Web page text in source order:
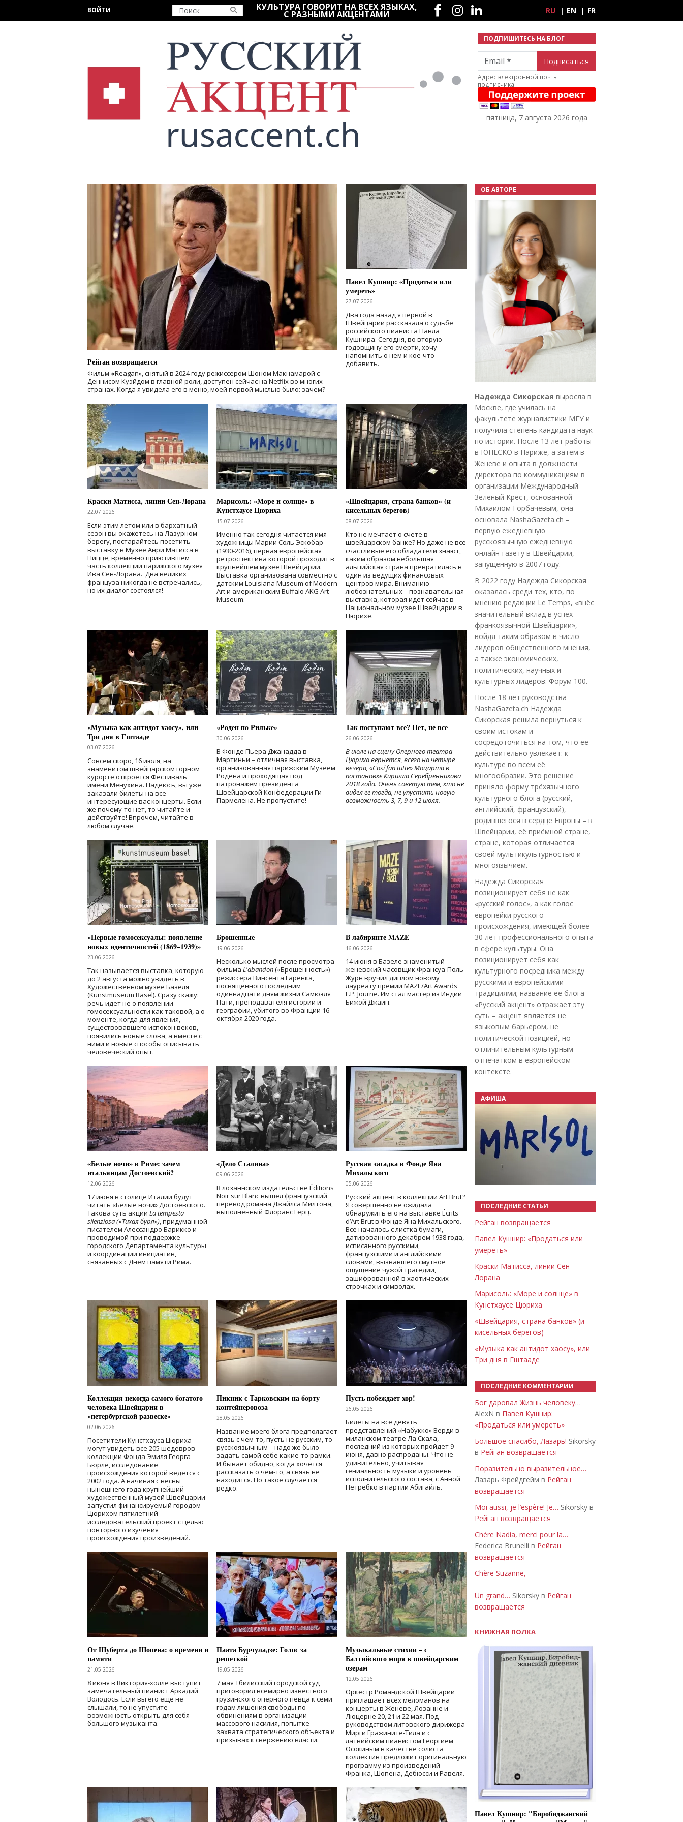
ВОЙТИ КУЛЬТУРА ГОВОРИТ НА ВСЕХ ЯЗЫКАХ,
С РАЗНЫМИ АКЦЕНТАМИ
Социальные сети
RU EN FR
ПОДПИШИТЕСЬ НА БЛОГ
Email
Адрес электронной почты
подписчика.
пятница, 7 августа 2026 года
Рейган возвращается
Фильм «Reagan», снятый в 2024 годурежиссером Шоном Макнамарой с
Деннисом Куэйдом в главной роли, доступен сейчас на Netflix во многих
странах. Когда я увидела его в меню, моей первой мыслью было: зачем?
Павел Кушнир: «Продаться или
умереть»
27.07.2026
Два года назад я первой в
Швейцарии рассказала о судьбе
российского пианиста Павла
Кушнира. Сегодня, во вторую
годовщину его смерти, хочу
напомнить о нем и кое-что
добавить.
Краски Матисса, линии Сен-Лорана
22.07.2026
Если этим летом или в бархатный
сезон вы окажетесь на Лазурном
берегу, постарайтесь посетить
выставку в Музее Анри Матисса в
Ницце, временно приютившем
часть коллекции парижского музея
Ива Сен-Лорана. Два великих
француза никогда не встречались,
но их диалог состоялся!
Марисоль: «Море и солнце» в
Кунстхаусе Цюриха
15.07.2026
Именно так сегодня читается имя
художницы Марии Соль Эскобар
(1930-2016), первая европейская
ретроспектива которой проходит в
крупнейшем музее Швейцарии.
Выставка организована совместно с
датским Louisiana Museum of Modern
Art и американским Buffalo AKG Art
Museum.
«Швейцария, страна банков» (и
кисельных берегов)
08.07.2026
Кто не мечтает о счете в
швейцарском банке? Но даже не все
счастливые его обладатели знают,
каким образом небольшая
альпийская страна превратилась в
один из ведущих финансовых
центров мира. Вниманию
любознательных – познавательная
выставка, которая идет сейчас в
Национальном музее Швейцарии в
Цюрихе.
«Музыка как антидот хаосу», или
Три дня в Гштааде
03.07.2026
Совсем скоро, 16 июля, на
знаменитом швейцарском горном
курорте откроется Фестиваль
имени Менухина. Надеюсь, вы уже
заказали билеты на все
интересующие вас концерты. Если
же почему-то нет, то читайте и
действуйте! Впрочем, читайте в
любом случае.
«Роден по Рильке»
30.06.2026
В Фонде Пьера Джанадда в
Мартиньи – отличная выставка,
организованная парижским Музеем
Родена и проходящая под
патронажем президента
Швейцарской Конфедерации Ги
Пармелена. Не пропустите!
Так поступают все? Нет, не все
26.06.2026
В июле на сцену Оперного театра
Цюриха вернется, всего на четыре
вечера, «Cosí fan tutte» Моцарта в
постановке Кирилла Серебренникова
2018 года. Очень советую тем, кто не
видел ее тогда, не упустить новую
возможность 3, 7, 9 и 12 июля.
«Первые гомосексуалы: появление
новых идентичностей (1869–1939)»
23.06.2026
Так называется выставка, которую
до 2 августа можно увидеть в
Художественном музее Базеля
(Kunstmuseum Basel). Сразу скажу:
речь идет не о появлении
гомосексуальности как таковой, а о
моменте, когда для явления,
существовавшего испокон веков,
появились новые слова, а вместе с
ними и новые способы описывать
человеческий опыт.
Брошенные
19.06.2026
Несколько мыслей после просмотра
фильма L'abandon(«Брошенность»)
режиссера Винсента Гаренка,
посвященного последним
одиннадцати дням жизни Самюэля
Пати, преподавателя истории и
географии, убитого во Франции 16
октября 2020 года.
В лабиринте MAZE
16.06.2026
14 июня в Базеле знаменитый
женевский часовщик Франсуа-Поль
Журн вручил диплом новому
лауреату премии MAZE/Art Awards
F.P. Journe. Им стал мастер из Индии
Бижой Джаин.
«Белые ночи» в Риме: зачем
итальянцам Достоевский?
12.06.2026
17 июня в столице Италии будут
читать «Белые ночи» Достоевского.
Такова суть акции La tempesta
silenziosa («Тихая буря»), придуманной
писателем Алессандро Барикко и
проводимой при поддержке
городского Департамента культуры
и координации инициатив,
связанных с Днем памяти Рима.
«Дело Сталина»
09.06.2026
В лозаннском издательстве Éditions
Noir sur Blanc вышел французский
перевод романа Джайлса Милтона,
выполненный Флоранс Герц.
Русская загадка в Фонде Яна
Михальского
05.06.2026
Русский акцент в коллекции Art Brut?
Я совершенно не ожидала
обнаружить его на выставке Écrits
d’Art Brut в Фонде Яна Михальского.
Все началось с листка бумаги,
датированного декабрем 1938 года,
исписанного русскими,
французскими и английскими
словами, вызвавшего смутное
ощущение чужой трагедии,
зашифрованной в хаотических
строчках и символах.
Коллекция некогда самого богатого
человека Швейцарии в
«петербургской развеске»
02.06.2026
Посетители Кунстхауса Цюриха
могут увидеть все 205 шедевров
коллекции Фонда Эмиля Георга
Бюрле, исследование
происхождения которой ведется с
2002 года. А начиная с весны
нынешнего года крупнейший
художественный музей Швейцарии
запустил финансируемый городом
Цюрихом пятилетний
исследовательский проект с целью
повторного изучения
происхождения произведений.
Пикник с Тарковским на борту
контейнеровоза
28.05.2026
Название моего блога предполагает
связь с чем-то, пусть не русским, то
русскоязычным – надо же было
задать самой себе какие-то рамки.
И бывает обидно, когда хочется
рассказать о чем-то, а связь не
находится. Но такое случается
редко.
Пусть побеждает хор!
26.05.2026
Билеты на все девять
представлений «Набукко» Верди в
миланском театре Ла Скала,
последний из которых пройдет 9
июня, давно распроданы. Что не
удивительно, учитывая
гениальность музыки и уровень
исполнительского состава, с Анной
Нетребко в партии Абигайль.
От Шуберта до Шопена: о времени и
памяти
21.05.2026
8 июня в Виктория-холле выступит
замечательный пианист Аркадий
Володось. Если вы его еще не
слышали, то не упустите
возможность открыть для себя
большого музыканта.
Паата Бурчуладзе: Голос за
решеткой
19.05.2026
7 мая Тбилисский городской суд
приговорил всемирно известного
грузинского оперного певца к семи
годам лишения свободы по
обвинениям в организации
массового насилия, попытке
захвата стратегического объекта и
призывах к свержению власти.
Музыкальные стихии – с
Балтийского моря к швейцарским
озерам
12.05.2026
Оркестр Романдской Швейцарии
приглашает всех меломанов на
концерты в Женеве, Лозанне и
Люцерне 20, 21 и 22 мая. Под
руководством литовского дирижера
Мирги Гражините-Тила и с
латвийским пианистом Георгием
Осокиным в качестве солиста
коллектив предложит оригинальную
программу из произведений
Франка, Шопена, Дебюсси и Равеля.
ОБ АВТОРЕ
Надежда Сикорская выросла в
Москве, где училась на
факультете журналистики МГУ и
получила степень кандидата наук
по истории. После 13 лет работы
в ЮНЕСКО в Париже, а затем в
Женеве и опыта в должности
директора по коммуникациям в
организации Международный
Зелёный Крест, основанной
Михаилом Горбачёвым, она
основала NashaGazeta.ch –
первую ежедневную
русскоязычную ежедневную
онлайн-газету в Швейцарии,
запущенную в 2007 году.
В 2022 году Надежда Сикорская
оказалась среди тех, кто, по
мнению редакции Le Temps, «внёс
значительный вклад в успех
франкоязычной Швейцарии»,
войдя таким образом в число
лидеров общественного мнения,
а также экономических,
политических, научных и
культурных лидеров: Форум 100.
После 18 лет руководства
NashaGazeta.ch Надежда
Сикорская решила вернуться к
своим истокам и
сосредоточиться на том, что её
действительно увлекает: к
культуре во всём её
многообразии. Это решение
приняло форму трёхязычного
культурного блога (русский,
английский, французский),
родившегося в сердце Европы – в
Швейцарии, её приёмной стране,
стране, которая отличается
своей мультикультурностью и
многоязычием.
Надежда Сикорская
позиционирует себя не как
«русский голос», а как голос
европейки русского
происхождения, имеющей более
30 лет профессионального опыта
в сфере культуры. Она
позиционирует себя как
культурного посредника между
русскими и европейскими
традициями; название её блога
«Русский акцент» отражает эту
суть – акцент является не
языковым барьером, не
политической позицией, но
отличительным культурным
отпечатком в европейском
контексте.
АФИША
ПОСЛЕДНИЕ СТАТЬИ
Рейган возвращается
Павел Кушнир: «Продаться или
умереть»
Краски Матисса, линии Сен-
Лорана
Марисоль: «Море и солнце» в
Кунстхаусе Цюриха
«Швейцария, страна банков» (и
кисельных берегов)
«Музыка как антидот хаосу», или
Три дня в Гштааде
ПОСЛЕДНИЕ КОММЕНТАРИИ
Бог даровал Жизнь человеку…
AlexN в Павел Кушнир:
«Продаться или умереть»
Большое спасибо, Лазарь! Sikorsky
в Рейган возвращается
Поразительно выразительное…
Лазарь Фрейдгейм в Рейган
возвращается
Moi aussi, je l’espère! Je… Sikorsky в
Рейган возвращается
Chère Nadia, merci pour la…
Federica Brunelli в Рейган
возвращается
Chère Suzanne,
Un grand… Sikorsky в Рейган
возвращается
КНИЖНАЯ ПОЛКА
Павел Кушнир: "Биробиджанский